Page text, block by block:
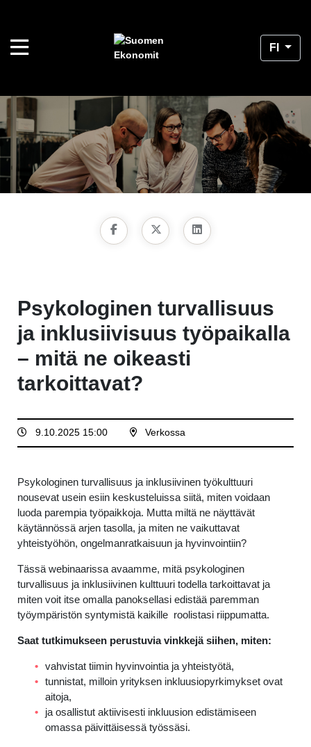
FI
Psykologinen turvallisuus
ja inklusiivisuus työpaikalla
– mitä ne oikeasti
tarkoittavat?
9.10.2025 15:00 Verkossa
Psykologinen turvallisuus ja inklusiivinen työkulttuuri
nousevat usein esiin keskusteluissa siitä, miten voidaan
luoda parempia työpaikkoja. Mutta miltä ne näyttävät
käytännössä arjen tasolla, ja miten ne vaikuttavat
yhteistyöhön, ongelmanratkaisuun ja hyvinvointiin?
Tässä webinaarissa avaamme, mitä psykologinen
turvallisuus ja inklusiivinen kulttuuri todella tarkoittavat ja
miten voit itse omalla panoksellasi edistää paremman
työympäristön syntymistä kaikille roolistasi riippumatta.
Saat tutkimukseen perustuvia vinkkejä siihen, miten:
vahvistat tiimin hyvinvointia ja yhteistyötä,
tunnistat, milloin yrityksen inkluusiopyrkimykset ovat
aitoja,
ja osallistut aktiivisesti inkluusion edistämiseen
omassa päivittäisessä työssäsi.